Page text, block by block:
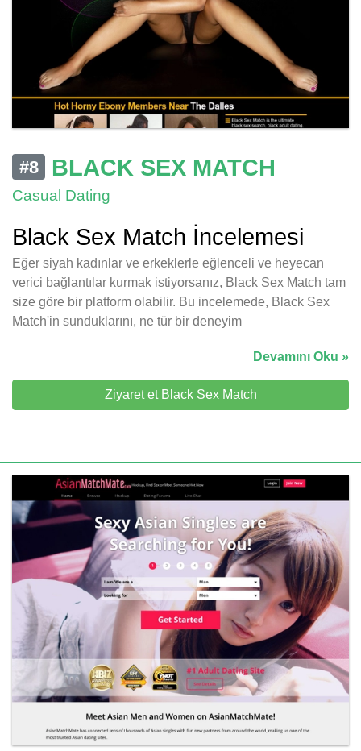
#8 BLACK SEX MATCH
Casual Dating
Black Sex Match İncelemesi
Eğer siyah kadınlar ve erkeklerle eğlenceli ve heyecan
verici bağlantılar kurmak istiyorsanız, Black Sex Match tam
size göre bir platform olabilir. Bu incelemede, Black Sex
Match'in sunduklarını, ne tür bir deneyim
Devamını Oku »
Ziyaret et Black Sex Match